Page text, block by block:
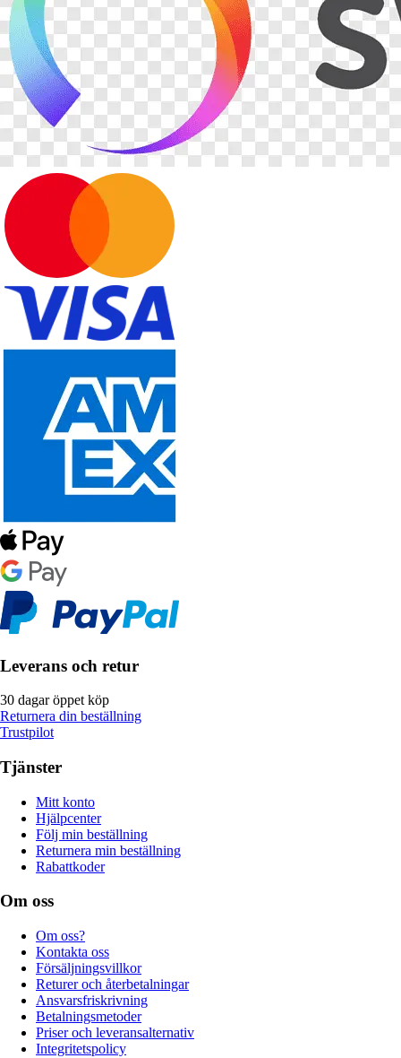
Leverans och retur
30 dagar öppet köp
Returnera din beställning
Trustpilot
Tjänster
Mitt konto
Hjälpcenter
Följ min beställning
Returnera min beställning
Rabattkoder
Om oss
Om oss?
Kontakta oss
Försäljningsvillkor
Returer och återbetalningar
Ansvarsfriskrivning
Betalningsmetoder
Priser och leveransalternativ
Integritetspolicy